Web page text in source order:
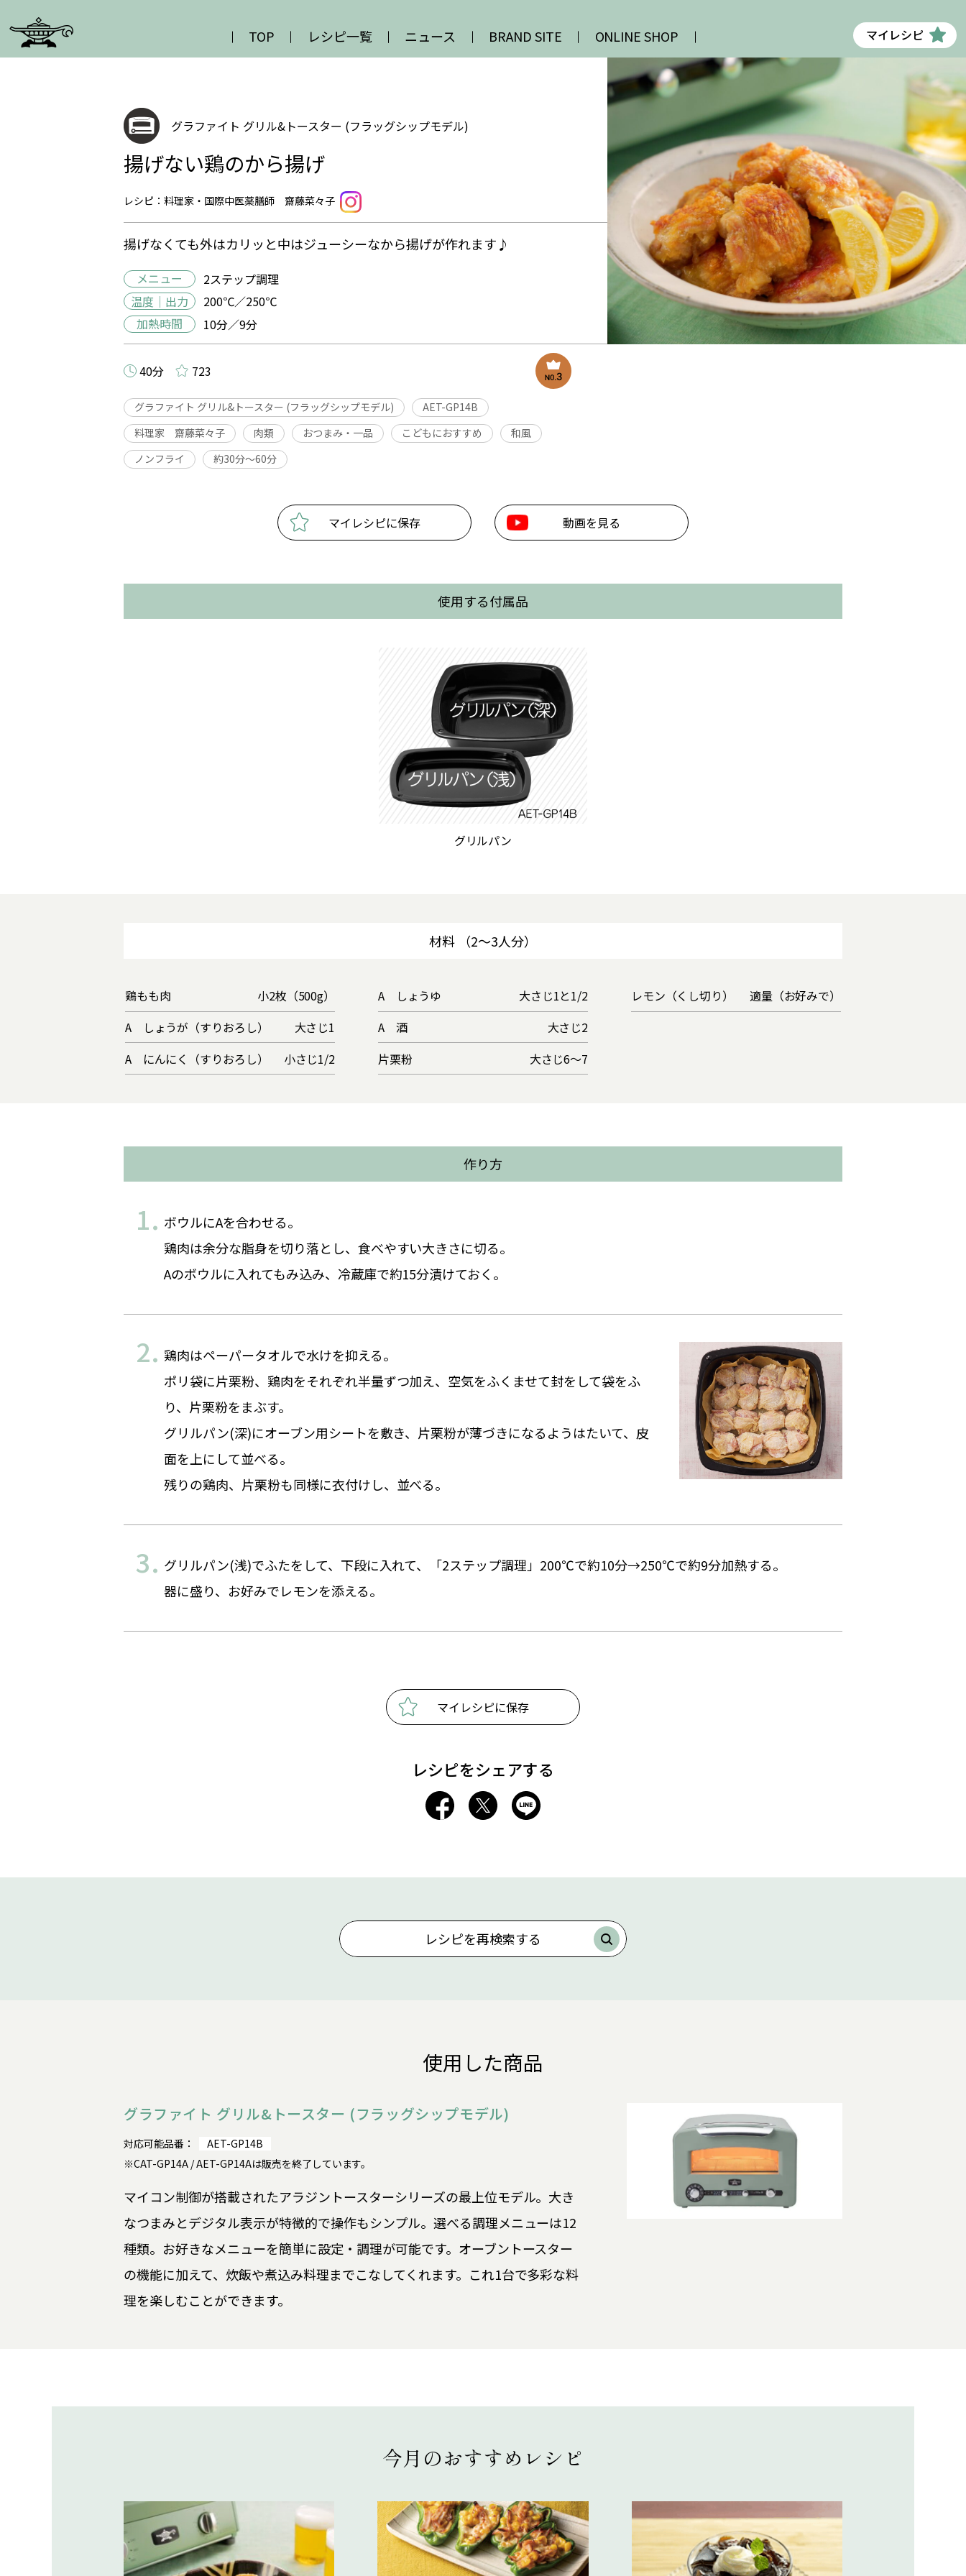
TOP レシピ一覧 ニュース BRAND SITE ONLINE SHOP マイレシピ
グラファイト グリル&トースター (フラッグシップモデル)
揚げない鶏のから揚げ
レシピ：料理家・国際中医薬膳師 齋藤菜々子
揚げなくても外はカリッと中はジューシーなから揚げが作れます♪
メニュー
2ステップ調理
温度｜出力
200℃／250℃
加熱時間
10分／9分
40分 723
グラファイト グリル&トースター (フラッグシップモデル)
AET-GP14B
料理家 齋藤菜々子
肉類 おつまみ・一品 こどもにおすすめ
和風
ノンフライ
約30分〜60分
マイレシピに保存 動画を見る
使用する付属品
グリルパン
材料 （2～3人分）
鶏もも肉
小2枚（500g）
A しょうが（すりおろし）
大さじ1
A にんにく（すりおろし）
小さじ1/2
A しょうゆ
大さじ1と1/2
A 酒
大さじ2
片栗粉
大さじ6～7
レモン（くし切り） 適量（お好みで）
作り方
ボウルにAを合わせる。
鶏肉は余分な脂身を切り落とし、食べやすい大きさに切る。
Aのボウルに入れてもみ込み、冷蔵庫で約15分漬けておく。
鶏肉はペーパータオルで水けを抑える。
ポリ袋に片栗粉、鶏肉をそれぞれ半量ずつ加え、空気をふくませて封をして袋をふ
り、片栗粉をまぶす。
グリルパン(深)にオーブン用シートを敷き、片栗粉が薄づきになるようはたいて、皮
面を上にして並べる。
残りの鶏肉、片栗粉も同様に衣付けし、並べる。
グリルパン(浅)でふたをして、下段に入れて、「2ステップ調理」200℃で約10分→250℃で約9分加熱する。
器に盛り、お好みでレモンを添える。
マイレシピに保存
レシピをシェアする
レシピを再検索する
使用した商品
グラファイト グリル&トースター (フラッグシップモデル)
対応可能品番：
AET-GP14B
※CAT-GP14A / AET-GP14Aは販売を終了しています。
マイコン制御が搭載されたアラジントースターシリーズの最上位モデル。大き
なつまみとデジタル表示が特徴的で操作もシンプル。選べる調理メニューは12
種類。お好きなメニューを簡単に設定・調理が可能です。オーブントースター
の機能に加えて、炊飯や煮込み料理までこなしてくれます。これ1台で多彩な料
理を楽しむことができます。
今月のおすすめレシピ